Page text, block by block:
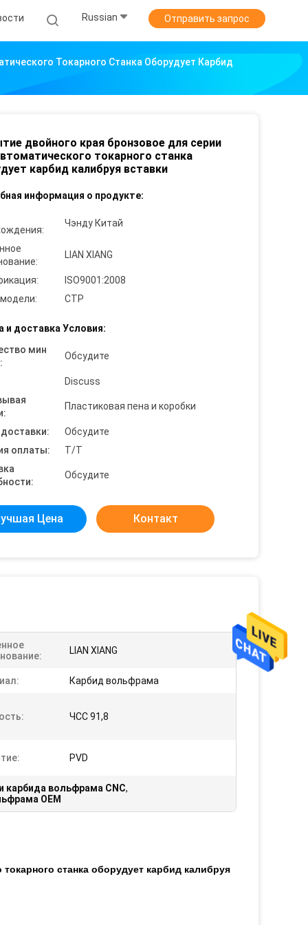
Russian Отправить запрос
Токарного Станка Оборудует Карбид
двойного края бронзовое для серии
токарного станка
карбид калибруя вставки
информация о продукте:
Чэнду Китай
LIAN XIANG
ISO9001:2008
CTP
и доставка Условия:
мин
Обсудите
Discuss
Пластиковая пена и коробки
Обсудите
оплаты:
T/T
Обсудите
Цена Контакт
LIAN XIANG
Карбид вольфрама
ЧСС 91,8
PVD
карбида вольфрама CNC,
OEM
станка оборудует карбид калибруя